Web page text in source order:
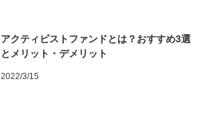
アクティビストファンドとは？おすすめ3選
とメリット・デメリット
2022/3/15